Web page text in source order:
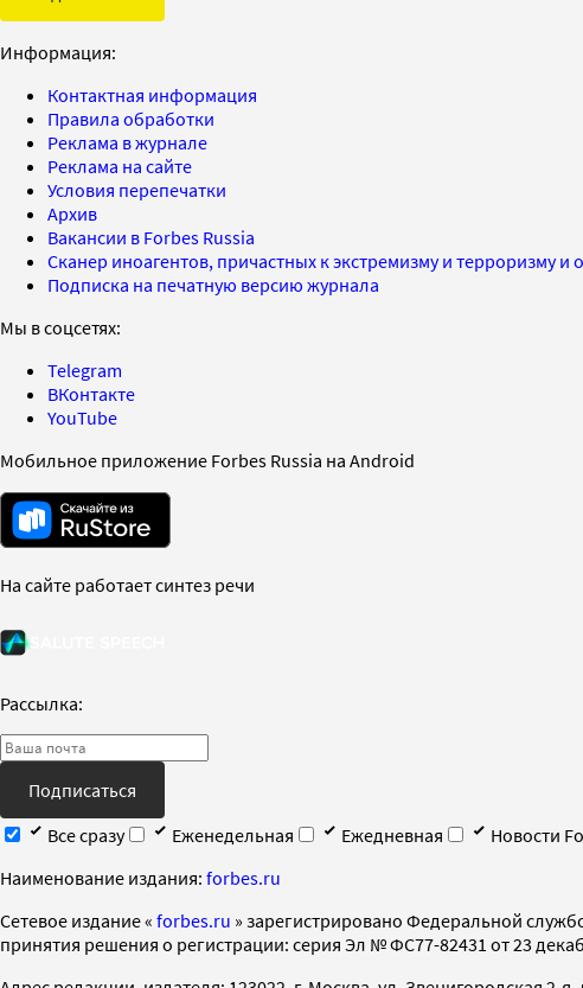
Информация:
Контактная информация
Правила обработки
Реклама в журнале
Реклама на сайте
Условия перепечатки
Архив
Вакансии в Forbes Russia
Сканер иноагентов, причастных к экстремизму и терроризму
Подписка на печатную версию журнала
Мы в соцсетях:
Telegram
ВКонтакте
YouTube
Мобильное приложение Forbes Russia на Android
На сайте работает синтез речи
Рассылка:
Подписаться
Все сразу
Еженедельная Ежедневная
Новости
Наименование издания: forbes.ru
Cетевое издание « forbes.ru » зарегистрировано Федеральной
принятия решения о регистрации: серия Эл № ФС77-82431 от 23